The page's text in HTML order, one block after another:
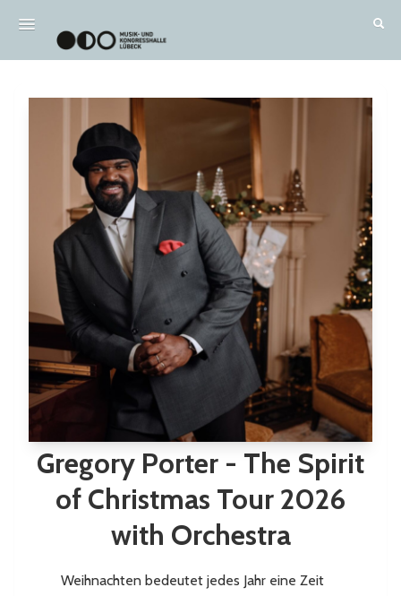
Gregory Porter - The Spirit
of Christmas Tour 2026
with Orchestra
Weihnachten bedeutet jedes Jahr eine Zeit